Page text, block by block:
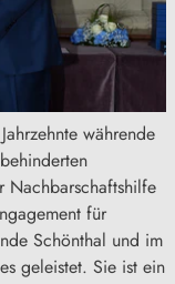
währende
Nachbarschaftshilfe
für
Schönthal und im
geleistet. Sie ist ein